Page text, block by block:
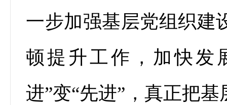
一步加强基层党组织建
顿提升工作，加快发
进”变“先进”，真正把